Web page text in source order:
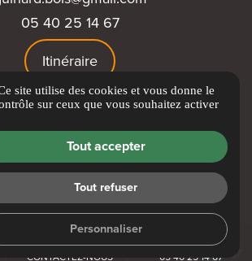
CONTACTEZ-NOUS 05 40 25 14 67
05 40 25 14 67
Itinéraire
LIENS UTILES
Guide Local
complémentaires
Mentions légales
de confidentialité
Gestion des cookies
site utilise des cookies et vous donne le
sur ceux que vous souhaitez activer
Tout accepter
Tout refuser
Personnaliser